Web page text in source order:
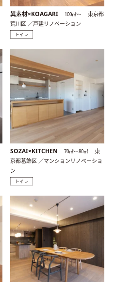
異素材×KOAGARI 100㎡〜
東京都
荒川区 ／戸建リノベーション
トイレ
SOZAI×KITCHEN 70㎡〜80㎡
東
京都葛飾区 ／マンションリノベーショ
ン
トイレ